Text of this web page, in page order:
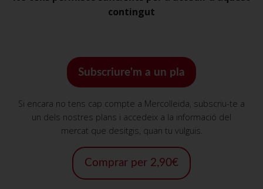
contingut
Subscriure'm a un pla
Si encara no tens cap compte a Mercolleida, subscriu-te a
un dels nostres plans i accedeix a la informació del
mercat que desitgis, quan tu vulguis.
Comprar per 2,90€